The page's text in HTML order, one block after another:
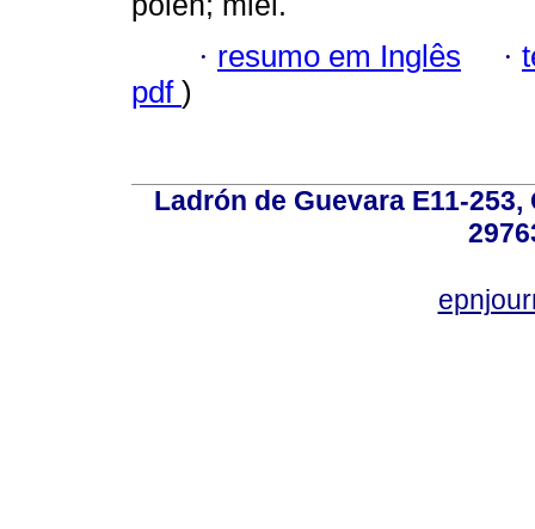
· resumo em Inglês ·
pdf )
Ladrón de Guevara E11-